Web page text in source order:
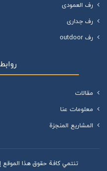
رف العمودی
رف جداری
رف outdoor
مقالات
معلومات عنا
المشاريع المنجزة
تنتمي كافة حقوق هذا الموقع